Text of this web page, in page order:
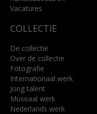
Lees meer
Vacatures
COLLECTIE
De collectie
Over de collectie
Fotografie
Internationaal werk
Jong talent
Museaal werk
Nederlands werk